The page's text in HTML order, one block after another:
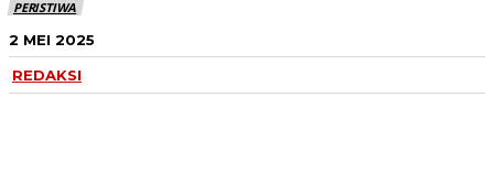
PERISTIWA
2 MEI 2025
REDAKSI